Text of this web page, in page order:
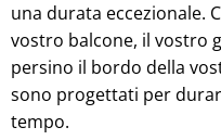
una durata eccezionale.
vostro balcone, il vostro
persino il bordo della
sono progettati per
tempo.